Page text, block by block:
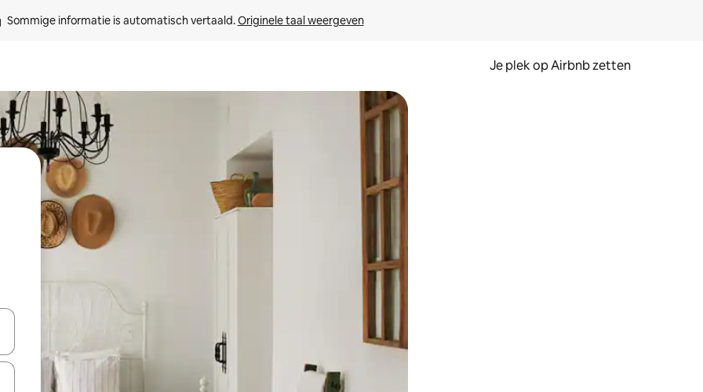
Sommige informatie is automatisch vertaald. Originele taal weergeven
Je plek op Airbnb zetten
keuze met je de pijltjestoetsen omhoog en omlaag, óf door te tikken of swipen.